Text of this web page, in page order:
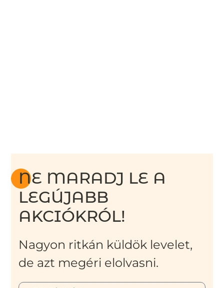
NE MARADJ LE A
LEGÚJABB
AKCIÓKRÓL!
Nagyon ritkán küldök levelet,
de azt megéri elolvasni.